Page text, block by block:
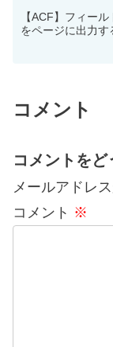
【ACF】フィー
をページに出力す
コメント
コメントをど
メールアドレ
コメント ※